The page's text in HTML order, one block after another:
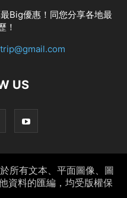
Big優惠！同您分享各地最
！
US
所有文本、平面圖像、圖
資料的匯編，均受版權保